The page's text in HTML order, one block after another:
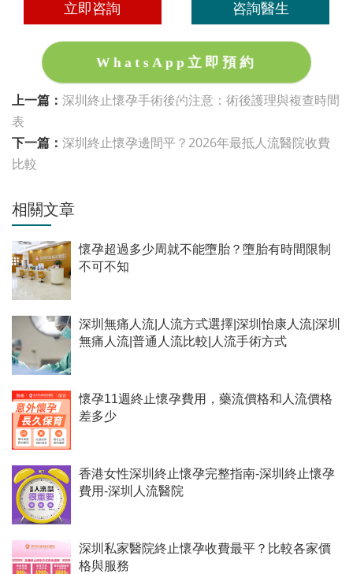
立即咨詢 咨詢醫生
WhatsApp立即預約
上一篇： 深圳終止懷孕手術後的注意：術後護理與複查時間
表
下一篇： 深圳終止懷孕邊間平？2026年最抵人流醫院收費
比較
相關文章
懷孕超過多少周就不能墮胎？墮胎有時間限制
不可不知
深圳無痛人流|人流方式選擇|深圳怡康人流|深圳
無痛人流|普通人流比較|人流手術方式
懷孕11週終止懷孕費用，藥流價格和人流價格
差多少
香港女性深圳終止懷孕完整指南-深圳終止懷孕
費用-深圳人流醫院
深圳私家醫院終止懷孕收費最平？比較各家價
格與服務